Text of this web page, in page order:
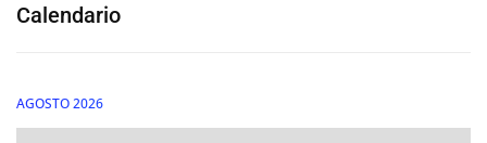
Calendario
AGOSTO 2026